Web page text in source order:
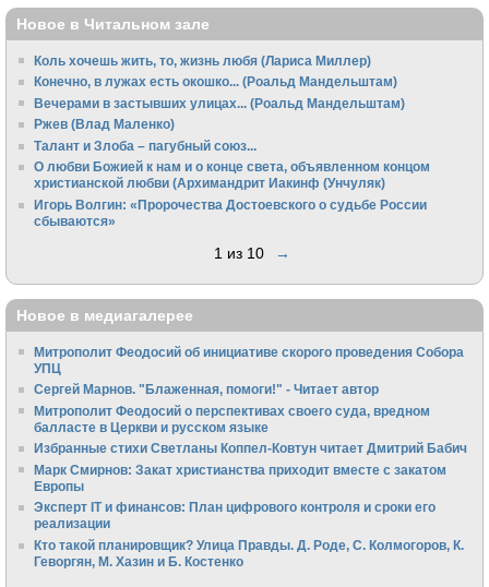
Новое в Читальном зале
Коль хочешь жить, то, жизнь любя (Лариса Миллер)
Конечно, в лужах есть окошко... (Роальд Мандельштам)
Вечерами в застывших улицах... (Роальд Мандельштам)
Ржев (Влад Маленко)
Талант и Злоба – пагубный союз...
О любви Божией к нам и о конце света, объявленном концом
христианской любви (Архимандрит Иакинф (Унчуляк)
Игорь Волгин: «Пророчества Достоевского о судьбе России
сбываются»
1 из 10 →
Новое в медиагалерее
Митрополит Феодосий об инициативе скорого проведения Собора
УПЦ
Сергей Марнов. "Блаженная, помоги!" - Читает автор
Митрополит Феодосий о перспективах своего суда, вредном
балласте в Церкви и русском языке
Избранные стихи Светланы Коппел-Ковтун читает Дмитрий Бабич
Марк Смирнов: Закат христианства приходит вместе с закатом
Европы
Эксперт IT и финансов: План цифрового контроля и сроки его
реализации
Кто такой планировщик? Улица Правды. Д. Роде, С. Колмогоров, К.
Геворгян, М. Хазин и Б. Костенко